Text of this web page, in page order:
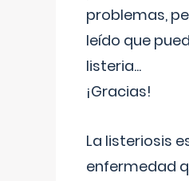
problemas,
leído que
listeria...
¡Gracias!
La listeriosis
enfermedad